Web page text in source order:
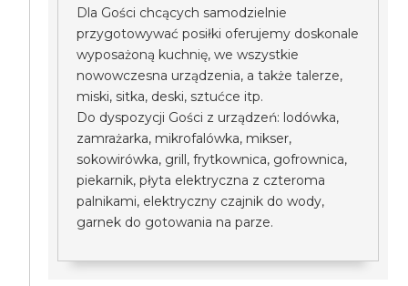
Dla Gości chcących samodzielnie
przygotowywać posiłki oferujemy doskonale
wyposażoną kuchnię, we wszystkie
nowowczesna urządzenia, a także talerze,
miski, sitka, deski, sztućce itp.
Do dyspozycji Gości z urządzeń: lodówka,
zamrażarka, mikrofalówka, mikser,
sokowirówka, grill, frytkownica, gofrownica,
piekarnik, płyta elektryczna z czteroma
palnikami, elektryczny czajnik do wody,
garnek do gotowania na parze.